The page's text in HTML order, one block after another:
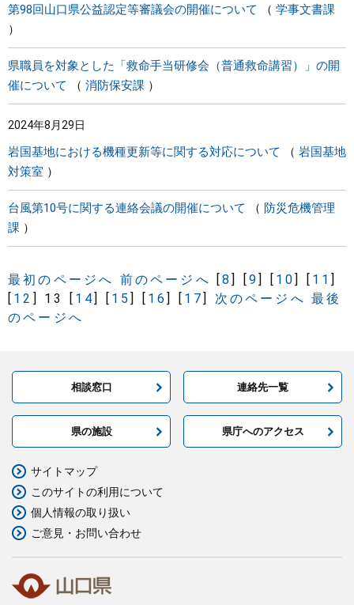
第98回山口県公益認定等審議会の開催について 学事文書課
県職員を対象とした「救命手当研修会（普通救命講習）」の開
催について
消防保安課
2024年8月29日
岩国基地における機種更新等に関する対応について
岩国基地
対策室
台風第10号に関する連絡会議の開催について
防災危機管理
課
最初のページへ 前のページへ [8] [9] [ 10] [ 11]
[ 12 ] 13 [ 14] [ 15] [ 16] [ 17] 次のページへ 最後
のページへ
相談窓口 連絡先一覧
県の施設 県庁へのアクセス
サイトマップ
このサイトの利用について
個人情報の取り扱い
ご意見・お問い合わせ